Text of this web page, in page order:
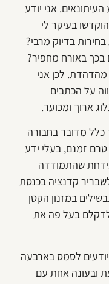
העיתונאים. אני יודע
בעיקר לי
בדיוק מרבי?
בכך באורח מחפיר?
לכן אני
על הכתבים
ארוך ומכוער.
כלל מדובר בחבורה
זמנם, בעלי ידע
שהתמודדה
שהבליח לשבריר קדנציה בכנסת
במזנון הקטן
בעל פה את
לסמס בארבעה
ובעונה אחת עם